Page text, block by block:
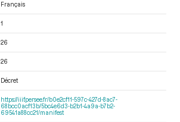
Français
1
26
26
Décret
https://iiif.persee.fr/b0e2cf11-597c-427d-8ac7-
68bcc0acf13b/5bc4e6d3-b2b1-4a9a-b7b2-
69541a88cc21/manifest